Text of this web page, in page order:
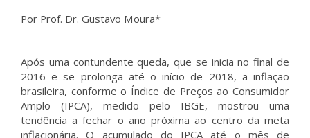
Por Prof. Dr. Gustavo Moura*
Após uma contundente queda, que se inicia no final de
2016 e se prolonga até o início de 2018, a inflação
brasileira, conforme o Índice de Preços ao Consumidor
Amplo (IPCA), medido pelo IBGE, mostrou uma
tendência a fechar o ano próxima ao centro da meta
inflacionária. O acumulado do IPCA até o mês de